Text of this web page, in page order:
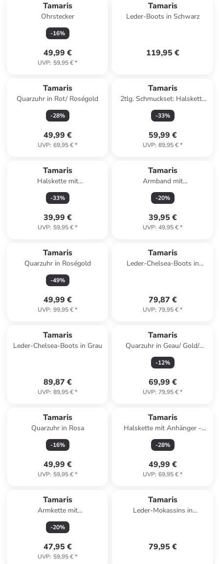
Tamaris
Ohrstecker
-16%
49,99 €
UVP: 59,95 €*
Tamaris
Leder-Boots in Schwarz
119,95 €
Tamaris
Quarzuhr in Rot/ Roségold
-28%
49,99 €
UVP: 69,95 €*
Tamaris
2tlg. Schmuckset: Halskette
und Armkette
-33%
59,99 €
UVP: 89,95 €*
Tamaris
Halskette mit
Schmuckelement - (L)45 cm
-33%
39,99 €
UVP: 59,95 €*
Tamaris
Armband mit
Schmuckelementen
-20%
39,95 €
UVP: 49,95 €*
Tamaris
Quarzuhr in Roségold
-49%
49,99 €
UVP: 99,95 €*
Tamaris
Leder-Chelsea-Boots in
79,87 €
UVP: 79,95 €*
Tamaris
Leder-Chelsea-Boots in Grau
89,87 €
UVP: 89,95 €*
Tamaris
Quarzuhr in Geau/ Gold/
Schwarz
-12%
69,99 €
UVP: 79,95 €*
Tamaris
Quarzuhr in Rosa
-16%
49,99 €
UVP: 59,95 €*
Tamaris
Halskette mit Anhänger -
(L)45 cm
-28%
49,99 €
UVP: 69,95 €*
Tamaris
Armkette mit
Schmuckelementen
-20%
47,95 €
UVP: 59,95 €*
Tamaris
Leder-Mokassins in
79,95 €